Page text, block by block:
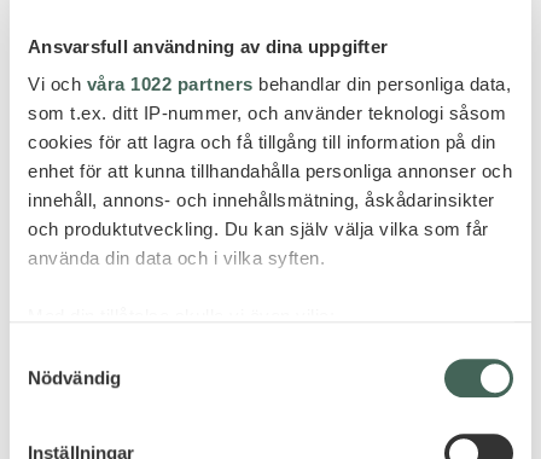
Ansvarsfull användning av dina uppgifter
Vi och våra 1022 partners behandlar din personliga data,
som t.ex. ditt IP-nummer, och använder teknologi såsom
cookies för att lagra och få tillgång till information på din
enhet för att kunna tillhandahålla personliga annonser och
innehåll, annons- och innehållsmätning, åskådarinsikter
och produktutveckling. Du kan själv välja vilka som får
använda din data och i vilka syften.
som kan ha en noggrannhet på upp till flera meter
Nödvändig
Inställningar
ERBJUDANDEN - MAURITIUS